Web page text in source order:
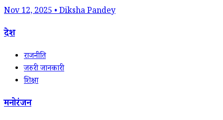
Nov 12, 2025 • Diksha Pandey
देश
राजनीति
जरुरी जानकारी
शिक्षा
मनोरंजन